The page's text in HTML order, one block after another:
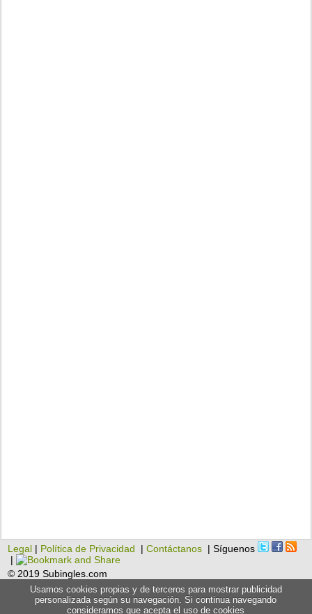
Legal | Política de Privacidad |Contáctanos | Síguenos
|
© 2019 Subingles.com
Usamos cookies propias y de terceros para mostrar publicidad
personalizada según su navegación. Si continua navegando
consideramos que acepta el uso de cookies